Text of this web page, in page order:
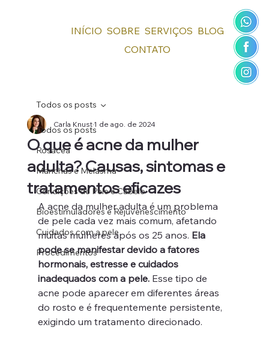
INÍCIO SOBRE SERVIÇOS BLOG
CONTATO
Todos os posts
Rosácea
Manchas e Melasma
Condições de Pele e Cabelo
Bioestimuladores e Rejuvenescimento
Cuidados com a pele
Procedimentos
Todos os posts
O que é acne da mulher
adulta? Causas, sintomas e
tratamentos eficazes
Carla Knust1 de ago. de 2024
A acne da mulher adulta é um problema
de pele cada vez mais comum, afetando
muitas mulheres após os 25 anos. Ela
pode se manifestar devido a fatores
hormonais, estresse e cuidados
inadequados com a pele. Esse tipo de
acne pode aparecer em diferentes áreas
do rosto e é frequentemente persistente,
exigindo um tratamento direcionado.